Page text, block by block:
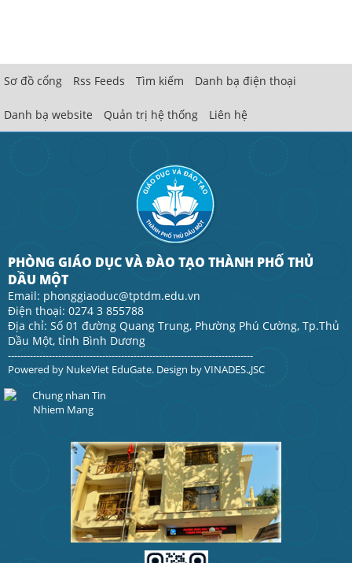
Sơ đồ cổng Rss Feeds Tìm kiếm Danh bạ điện thoại
Danh bạ website Quản trị hệ thống Liên hệ
PHÒNG GIÁO DỤC VÀ ĐÀO TẠO THÀNH PHỐ THỦ
DẦU MỘT
Email: phonggiaoduc@tptdm.edu.vn
Điện thoại: 0274 3 855788
Địa chỉ: Số 01 đường Quang Trung, Phường Phú Cường, Tp.Thủ
Dầu Một, tỉnh Bình Dương
------------------------------------------------------------------------------
Powered by NukeViet EduGate. Design byVINADES.,JSC